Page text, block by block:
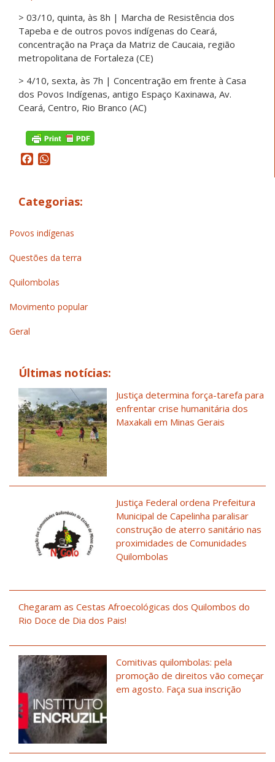
> 03/10, quinta, às 8h | Marcha de Resistência dos
Tapeba e de outros povos indígenas do Ceará,
concentração na Praça da Matriz de Caucaia, região
metropolitana de Fortaleza (CE)
> 4/10, sexta, às 7h | Concentração em frente à Casa
dos Povos Indígenas, antigo Espaço Kaxinawa, Av.
Ceará, Centro, Rio Branco (AC)
Facebook
Categorias:
Povos indígenas
Questões da terra
Quilombolas
Movimento popular
Geral
Últimas notícias:
Justiça determina força-tarefa para
enfrentar crise humanitária dos
Maxakali em Minas Gerais
Justiça Federal ordena Prefeitura
Municipal de Capelinha paralisar
construção de aterro sanitário nas
proximidades de Comunidades
Quilombolas
Chegaram as Cestas Afroecológicas dos Quilombos do
Rio Doce de Dia dos Pais!
Comitivas quilombolas: pela
promoção de direitos vão começar
em agosto. Faça sua inscrição